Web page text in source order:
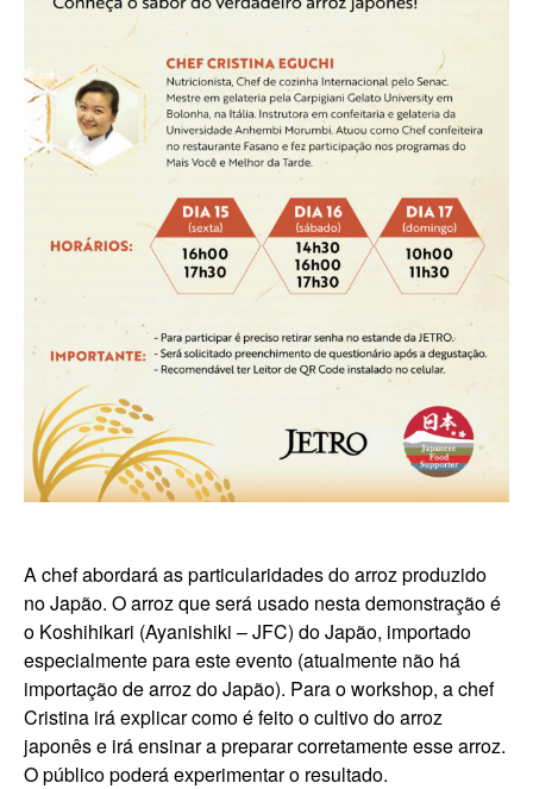
A chef abordará as particularidades do arroz produzido
no Japão. O arroz que será usado nesta demonstração é
o Koshihikari (Ayanishiki – JFC) do Japão, importado
especialmente para este evento (atualmente não há
importação de arroz do Japão). Para o workshop, a chef
Cristina irá explicar como é feito o cultivo do arroz
japonês e irá ensinar a preparar corretamente esse arroz.
O público poderá experimentar o resultado.